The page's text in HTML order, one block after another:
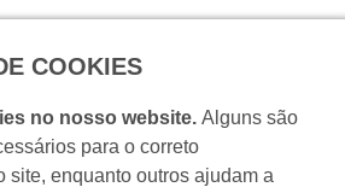
Pesquisar
Detalhe Produto
COOKIES
no nosso website. Alguns são
para o correto
site, enquanto outros ajudam a